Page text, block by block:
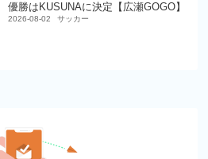
優勝はKUSUNAに決定【広瀬GOGO】
2026-08-02 サッカー